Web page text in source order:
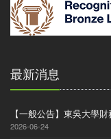
最新消息
【一般公告】東吳大學
2026-06-24